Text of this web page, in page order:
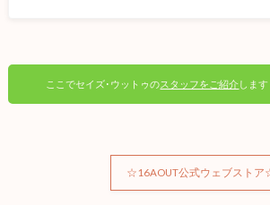
ここでセイズ･ウットゥのスタッフをご紹介します
☆16AOUT公式ウェブストア